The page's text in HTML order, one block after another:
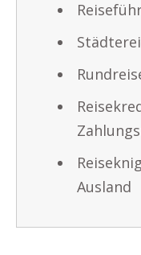
Ausland